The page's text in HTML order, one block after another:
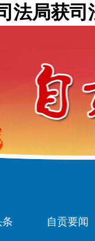
法局获
自贡要闻